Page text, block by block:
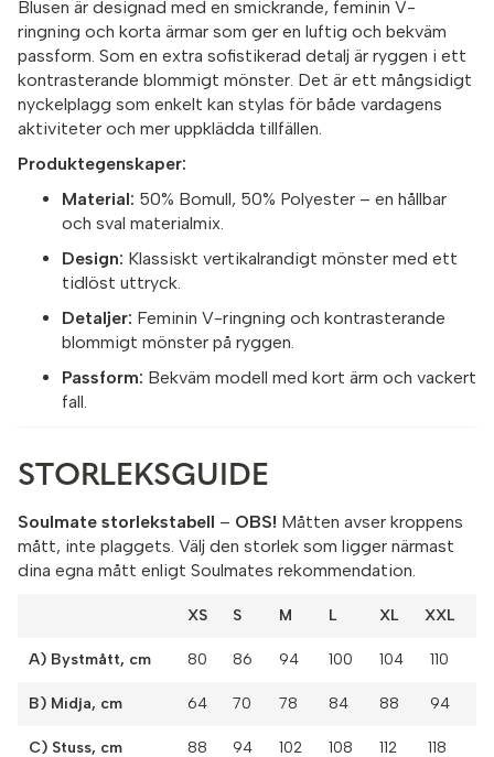
Blusen är designad med en smickrande, feminin V-
ringning och korta ärmar som ger en luftig och bekväm
passform. Som en extra sofistikerad detalj är ryggen i ett
kontrasterande blommigt mönster. Det är ett mångsidigt
nyckelplagg som enkelt kan stylas för både vardagens
aktiviteter och mer uppklädda tillfällen.
Produktegenskaper:
Material: 50% Bomull, 50% Polyester – en hållbar
och sval materialmix.
Design: Klassiskt vertikalrandigt mönster med ett
tidlöst uttryck.
Detaljer: Feminin V-ringning och kontrasterande
blommigt mönster på ryggen.
Passform: Bekväm modell med kort ärm och vackert
fall.
STORLEKSGUIDE
Soulmate storlekstabell – OBS! Måtten avser kroppens
mått, inte plaggets. Välj den storlek som ligger närmast
dina egna mått enligt Soulmates rekommendation.
XS S M L XL XXL
A) Bystmått, cm 80 86 94 100 104 110
B) Midja, cm 64 70 78 84 88 94
C) Stuss, cm 88 94 102 108 112 118